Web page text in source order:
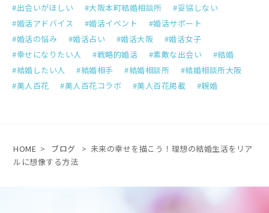
出会いがほしい
大阪本町結婚相談所
妥協しない
婚活アドバイス
婚活イベント
婚活サポート
婚活の悩み
婚活占い 婚活大阪
婚活女子
幸せになりたい人
戦略的婚活 素敵な出会い
結婚
結婚したい人
結婚相手 結婚相談所
結婚相談所大阪
美人百花
美人百花コラボ 美人百花掲載 親婚
HOME > ブログ > 未来の幸せを描こう！理想の結婚生活をリア
ルに想像する方法